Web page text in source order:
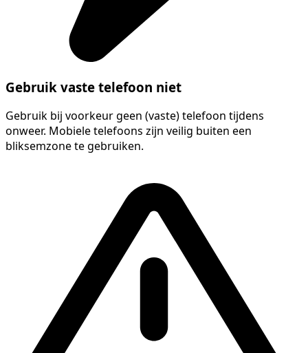
Gebruik vaste telefoon niet
Gebruik bij voorkeur geen (vaste) telefoon tijdens
onweer. Mobiele telefoons zijn veilig buiten een
bliksemzone te gebruiken.